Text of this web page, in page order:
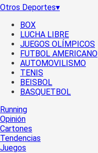
Otros Deportes▾
BOX
LUCHA LIBRE
JUEGOS OLÍMPICOS
FUTBOL AMERICANO
AUTOMOVILISMO
TENIS
BEISBOL
BASQUETBOL
Running
Opinión
Cartones
Tendencias
Juegos